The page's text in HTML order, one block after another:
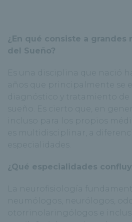
¿En qué consiste a grandes
del Sueño?
Es una disciplina que nació
años que principalmente se
diagnóstico y tratamiento de
sueño. Es cierto que, en
incluso para los propios
es multidisciplinar, a
especialidades.
¿Qué especialidades
La neurofisiología
neumólogos, neurólogos,
otorrinolaringólogos e